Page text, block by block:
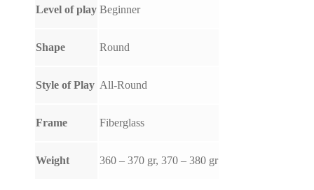
Level of play Beginner
Shape Round
Style of Play All-Round
Frame Fiberglass
Weight 360 – 370 gr, 370 – 380 gr